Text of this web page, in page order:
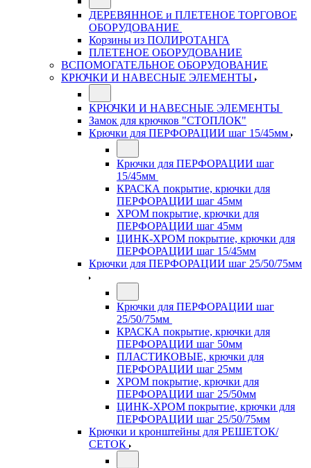
ДЕРЕВЯННОЕ и ПЛЕТЕНОЕ ТОРГОВОЕ
ОБОРУДОВАНИЕ
Корзины из ПОЛИРОТАНГА
ПЛЕТЕНОЕ ОБОРУДОВАНИЕ
ВСПОМОГАТЕЛЬНОЕ ОБОРУДОВАНИЕ
КРЮЧКИ И НАВЕСНЫЕ ЭЛЕМЕНТЫ
КРЮЧКИ И НАВЕСНЫЕ ЭЛЕМЕНТЫ
Замок для крючков "СТОПЛОК"
Крючки для ПЕРФОРАЦИИ шаг 15/45мм
Крючки для ПЕРФОРАЦИИ шаг
15/45мм
КРАСКА покрытие, крючки для
ПЕРФОРАЦИИ шаг 45мм
ХРОМ покрытие, крючки для
ПЕРФОРАЦИИ шаг 45мм
ЦИНК-ХРОМ покрытие, крючки для
ПЕРФОРАЦИИ шаг 15/45мм
Крючки для ПЕРФОРАЦИИ шаг 25/50/75мм
Крючки для ПЕРФОРАЦИИ шаг
25/50/75мм
КРАСКА покрытие, крючки для
ПЕРФОРАЦИИ шаг 50мм
ПЛАСТИКОВЫЕ, крючки для
ПЕРФОРАЦИИ шаг 25мм
ХРОМ покрытие, крючки для
ПЕРФОРАЦИИ шаг 25/50мм
ЦИНК-ХРОМ покрытие, крючки для
ПЕРФОРАЦИИ шаг 25/50/75мм
Крючки и кронштейны для РЕШЕТОК/
СЕТОК